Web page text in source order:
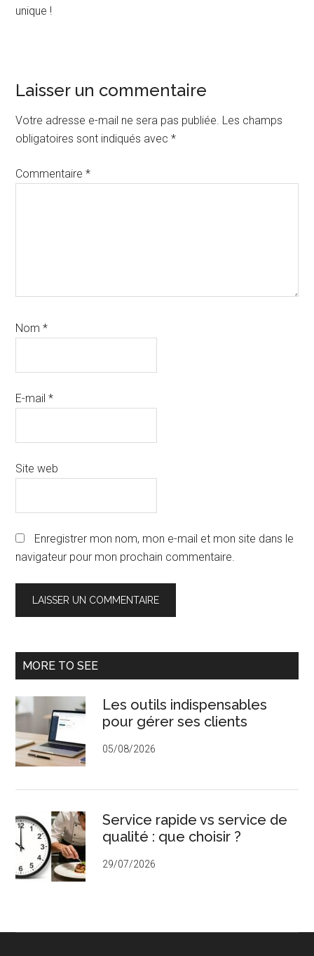
unique !
Interactions
du
lecteur
Laisser un commentaire
Votre adresse e-mail ne sera pas publiée. Les champs
obligatoires sont indiqués avec*
Commentaire*
Nom*
E-mail*
Site web
Enregistrer mon nom, mon e-mail et mon site dans le
navigateur pour mon prochain commentaire.
Barre
principale
MORE TO SEE
Les outils indispensables
pour gérer ses clients
05/08/2026
Service rapide vs service de
qualité : que choisir ?
29/07/2026